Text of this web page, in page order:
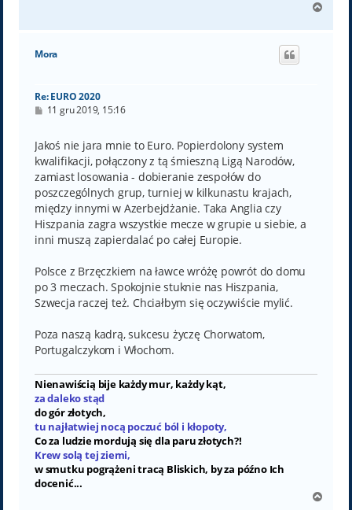
g
Mora
Re: EURO 2020
P
t
11 gru 2019, 15:16
Jakoś nie jara mnie to Euro. Popierdolony system
kwalifikacji, połączony z tą śmieszną Ligą Narodów,
zamiast losowania - dobieranie zespołów do
poszczególnych grup, turniej w kilkunastu krajach,
między innymi w Azerbejdżanie. Taka Anglia czy
Hiszpania zagra wszystkie mecze w grupie u siebie, a
inni muszą zapierdalać po całej Europie.
Polsce z Brzęczkiem na ławce wróżę powrót do domu
po 3 meczach. Spokojnie stuknie nas Hiszpania,
Szwecja raczej też. Chciałbym się oczywiście mylić.
Poza naszą kadrą, sukcesu życzę Chorwatom,
Portugalczykom i Włochom.
Nienawiścią bije każdy mur, każdy kąt,
za daleko stąd
do gór złotych,
tu najłatwiej nocą poczuć ból i kłopoty,
Co za ludzie mordują się dla paru złotych?!
Krew solą tej ziemi,
w smutku pogrążeni tracą Bliskich, by za późno Ich
docenić...